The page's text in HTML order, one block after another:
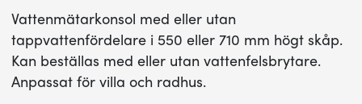
Vattenmätarkonsol med eller utan
tappvattenfördelare i 550 eller 710 mm högt skåp.
Kan beställas med eller utan vattenfelsbrytare.
Anpassat för villa och radhus.